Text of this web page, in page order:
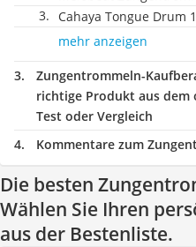
Cahaya Tongue Drum
mehr anzeigen
Zungentrommeln-
richtige Produkt aus dem
Test oder Vergleich
Kommentare zum
Die besten
Wählen Sie Ihren
aus der Bestenliste.